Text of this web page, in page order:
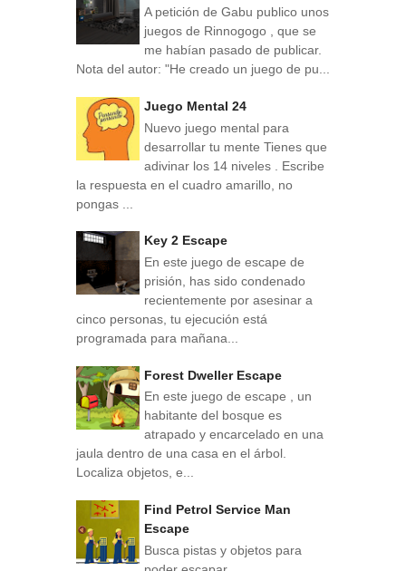
A petición de Gabu publico unos
juegos de Rinnogogo , que se
me habían pasado de publicar.
Nota del autor: "He creado un juego de pu...
Juego Mental 24
Nuevo juego mental para
desarrollar tu mente Tienes que
adivinar los 14 niveles . Escribe
la respuesta en el cuadro amarillo, no
pongas ...
Key 2 Escape
En este juego de escape de
prisión, has sido condenado
recientemente por asesinar a
cinco personas, tu ejecución está
programada para mañana...
Forest Dweller Escape
En este juego de escape , un
habitante del bosque es
atrapado y encarcelado en una
jaula dentro de una casa en el árbol.
Localiza objetos, e...
Find Petrol Service Man
Escape
Busca pistas y objetos para